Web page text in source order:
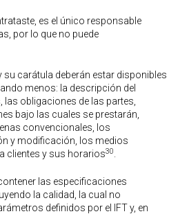
es el único responsable
por lo que no puede
carátula deberán estar disponibles
menos: la descripción del
obligaciones de las partes,
bajo las cuales se prestarán,
convencionales, los
y modificación, los medios
clientes y sus horarios30
las especificaciones
la calidad, la cual no
definidos por el IFT y, en